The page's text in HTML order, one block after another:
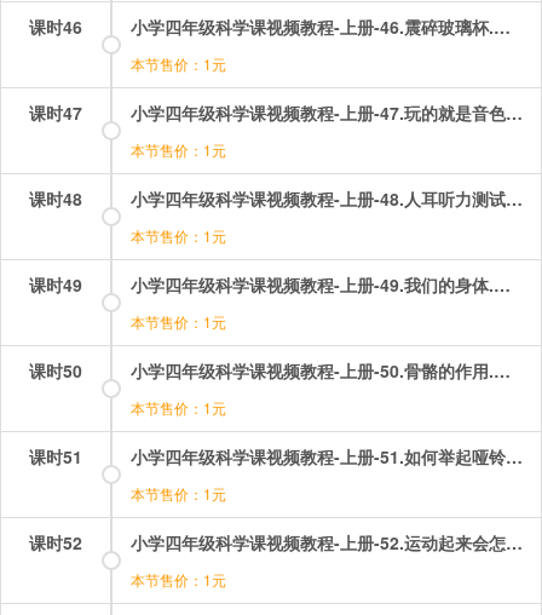
课时46 小学四年级科学课视频教程-上册-46.震碎玻璃杯.mp4
本节售价：1元
课时47 小学四年级科学课视频教程-上册-47.玩的就是音色.mp4
本节售价：1元
课时48 小学四年级科学课视频教程-上册-48.人耳听力测试.mp4
本节售价：1元
课时49 小学四年级科学课视频教程-上册-49.我们的身体.mp4
本节售价：1元
课时50 小学四年级科学课视频教程-上册-50.骨骼的作用.mp4
本节售价：1元
课时51 小学四年级科学课视频教程-上册-51.如何举起哑铃？.mp4
本节售价：1元
课时52 小学四年级科学课视频教程-上册-52.运动起来会怎么样？.mp4
本节售价：1元